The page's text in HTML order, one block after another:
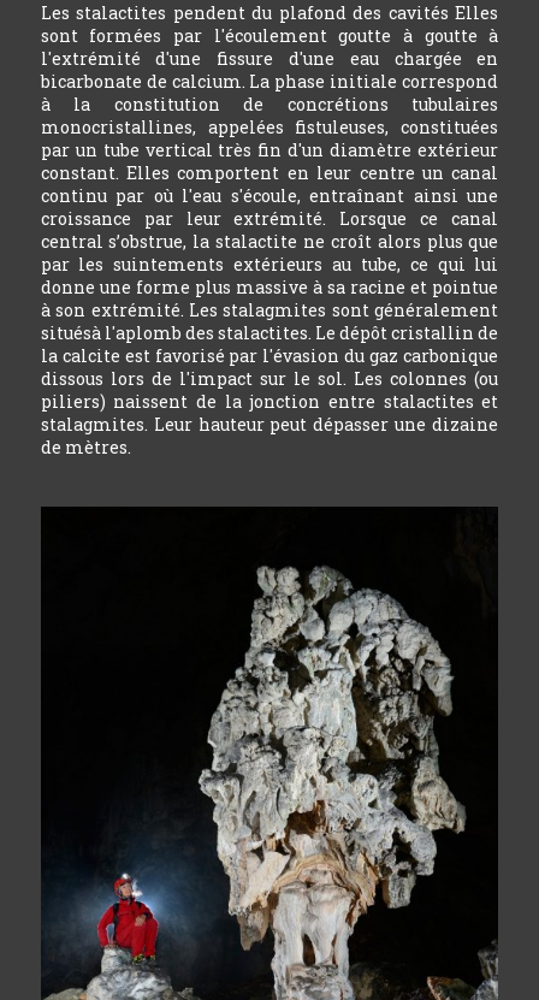
Les stalactites pendent du plafond des cavités Elles
sont formées par l'écoulement goutte à goutte à
l'extrémité d'une fissure d'une eau chargée en
bicarbonate de calcium. La phase initiale correspond
à la constitution de concrétions tubulaires
monocristallines, appelées fistuleuses, constituées
par un tube vertical très fin d'un diamètre extérieur
constant. Elles comportent en leur centre un canal
continu par où l'eau s'écoule, entraînant ainsi une
croissance par leur extrémité. Lorsque ce canal
central s’obstrue, la stalactite ne croît alors plus que
par les suintements extérieurs au tube, ce qui lui
donne une forme plus massive à sa racine et pointue
à son extrémité. Les stalagmites sont généralement
situésà l'aplomb des stalactites. Le dépôt cristallin de
la calcite est favorisé par l'évasion du gaz carbonique
dissous lors de l'impact sur le sol. Les colonnes (ou
piliers) naissent de la jonction entre stalactites et
stalagmites. Leur hauteur peut dépasser une dizaine
de mètres.